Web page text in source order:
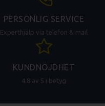
PERSONLIG SERVICE
Experthjälp via telefon & mail
KUNDNÖJDHET
4.8 av 5 i betyg